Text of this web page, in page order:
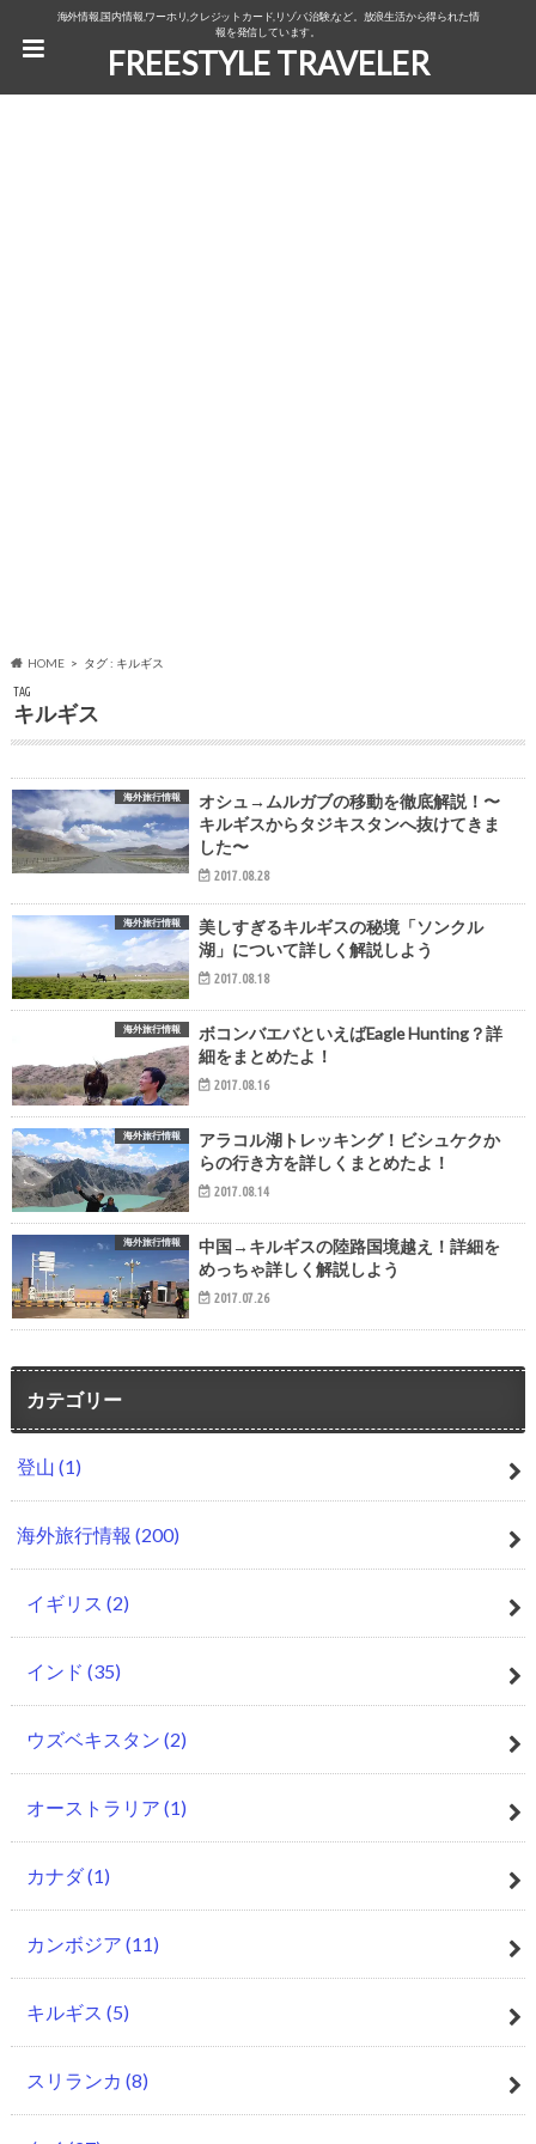
海外情報,国内情報,ワーホリ,クレジットカード,リゾバ,治験,など。放浪生活から得られた情
報を発信しています。
FREESTYLE TRAVELER
HOME タグ : キルギス
TAG
キルギス
海外旅行情報
オシュ→ムルガブの移動を徹底解説！〜
キルギスからタジキスタンへ抜けてきま
した〜
2017.08.28
海外旅行情報
美しすぎるキルギスの秘境「ソンクル
湖」について詳しく解説しよう
2017.08.18
海外旅行情報
ボコンバエバといえばEagle Hunting？詳
細をまとめたよ！
2017.08.16
海外旅行情報
アラコル湖トレッキング！ビシュケクか
らの行き方を詳しくまとめたよ！
2017.08.14
海外旅行情報
中国→キルギスの陸路国境越え！詳細を
めっちゃ詳しく解説しよう
2017.07.26
カテゴリー
登山 (1)
海外旅行情報 (200)
イギリス (2)
インド (35)
ウズベキスタン (2)
オーストラリア (1)
カナダ(1)
カンボジア (11)
キルギス (5)
スリランカ (8)